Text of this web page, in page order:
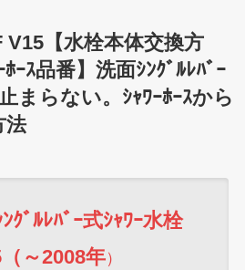
【水栓本体交換方
ｰｽ品番】洗面ｼﾝｸﾞﾙﾚﾊﾞｰ
まらない。ｼｬﾜｰﾎｰｽから
法
ﾞﾙﾚﾊﾞｰ式ｼｬﾜｰ水栓
（～2008年）